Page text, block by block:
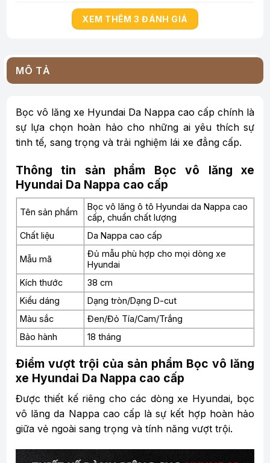
MÔ TẢ
Bọc vô lăng xe Hyundai Da Nappa cao cấp chính là
sự lựa chọn hoàn hảo cho những ai yêu thích sự
tinh tế, sang trọng và trải nghiệm lái xe đẳng cấp.
Thông tin sản phẩm Bọc vô lăng xe
Hyundai Da Nappa cao cấp
Tên sản phẩm
Bọc vô lăng ô tô Hyundai da Nappa cao
cấp, chuẩn chất lượng
Chất liệu
Da Nappa cao cấp
Mẫu mã
Đủ mẫu phù hợp cho mọi dòng xe
Hyundai
Kích thước
38 cm
Kiểu dáng
Dạng tròn/Dạng D-cut
Màu sắc
Đen/Đỏ Tía/Cam/Trắng
Bảo hành
18 tháng
Điểm vượt trội của sản phẩm Bọc vô lăng
xe Hyundai Da Nappa cao cấp
Được thiết kế riêng cho các dòng xe Hyundai, bọc
vô lăng da Nappa cao cấp là sự kết hợp hoàn hảo
giữa vẻ ngoài sang trọng và tính năng vượt trội.
XEM THÊM 3 ĐÁNH GIÁ